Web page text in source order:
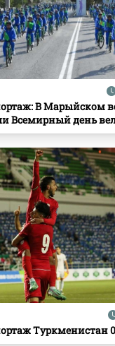
В Марыйском
Всемирный день
Туркменистан